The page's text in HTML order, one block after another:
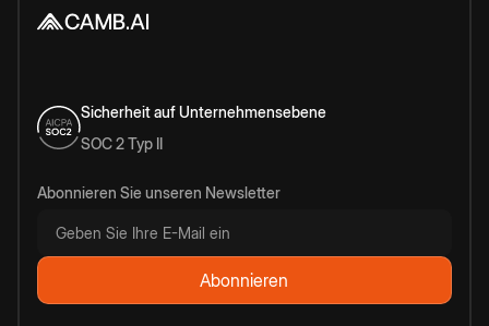
Sicherheit auf Unternehmensebene
SOC 2 Typ II
Abonnieren Sie unseren Newsletter